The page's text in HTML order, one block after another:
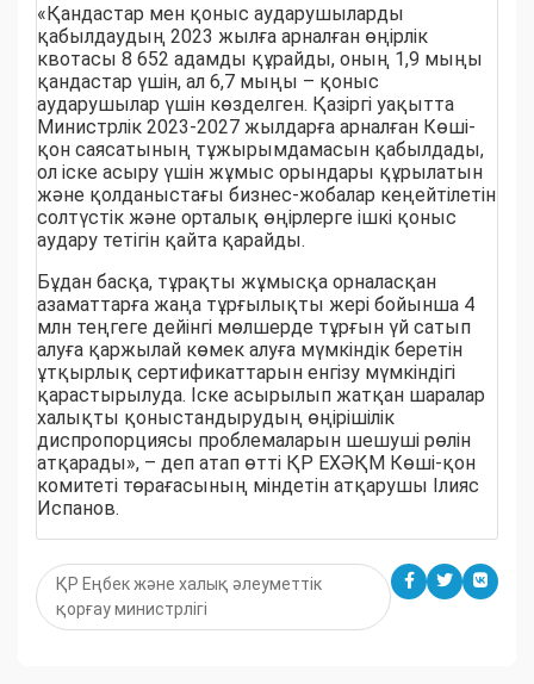
«Қандастар мен қоныс аударушыларды
қабылдаудың 2023 жылға арналған өңірлік
квотасы 8 652 адамды құрайды, оның 1,9 мыңы
қандастар үшін, ал 6,7 мыңы – қоныс
аударушылар үшін көзделген. Қазіргі уақытта
Министрлік 2023-2027 жылдарға арналған Көші-
қон саясатының тұжырымдамасын қабылдады,
ол іске асыру үшін жұмыс орындары құрылатын
және қолданыстағы бизнес-жобалар кеңейтілетін
солтүстік және орталық өңірлерге ішкі қоныс
аудару тетігін қайта қарайды.
Бұдан басқа, тұрақты жұмысқа орналасқан
азаматтарға жаңа тұрғылықты жері бойынша 4
млн теңгеге дейінгі мөлшерде тұрғын үй сатып
алуға қаржылай көмек алуға мүмкіндік беретін
ұтқырлық сертификаттарын енгізу мүмкіндігі
қарастырылуда. Іске асырылып жатқан шаралар
халықты қоныстандырудың өңірішілік
диспропорциясы проблемаларын шешуші рөлін
атқарады», – деп атап өтті ҚР ЕХӘҚМ Көші-қон
комитеті төрағасының міндетін атқарушы Ілияс
Испанов.
ҚР Еңбек және халық әлеуметтік
қорғау министрлігі